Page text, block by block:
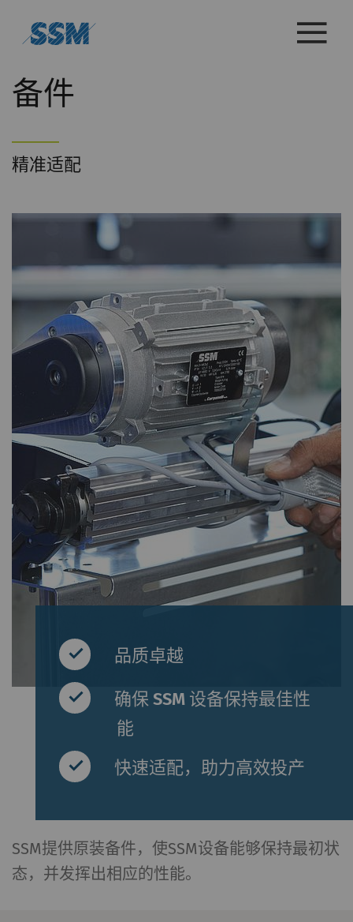
备件
精准适配
品质卓越
确保 SSM 设备保持最佳性
能
快速适配，助力高效投产
SSM提供原装备件，使SSM设备能够保持最初状
态，并发挥出相应的性能。